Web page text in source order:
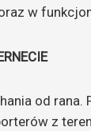
w
od
z